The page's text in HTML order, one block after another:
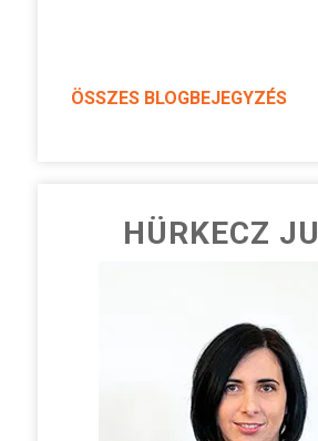
ÖSSZES BLOGBEJEGYZÉS
HÜRKECZ